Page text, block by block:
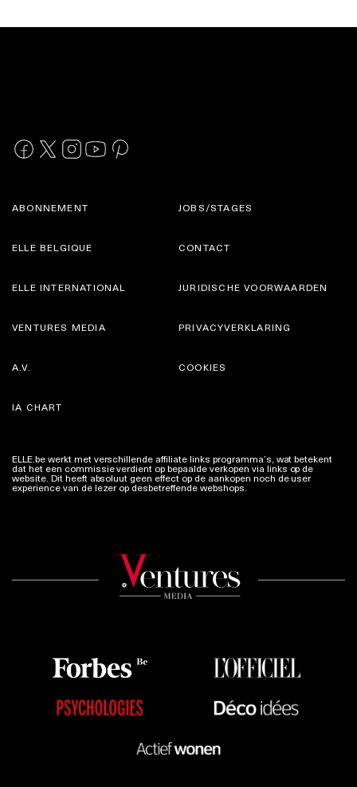
ABONNEMENT
ELLE BELGIQUE
JOBS/STAGES
CONTACT
ELLE INTERNATIONAL
VENTURES MEDIA
JURIDISCHE VOORWAARDEN
PRIVACYVERKLARING
A.V.
IA CHART
COOKIES
ELLE.be werkt met verschillende affiliate links programma’s, wat betekent
dat het een commissie verdient op bepaalde verkopen via links op de
website. Dit heeft absoluut geen effect op de aankopen noch de user
experience van de lezer op desbetreffende webshops.